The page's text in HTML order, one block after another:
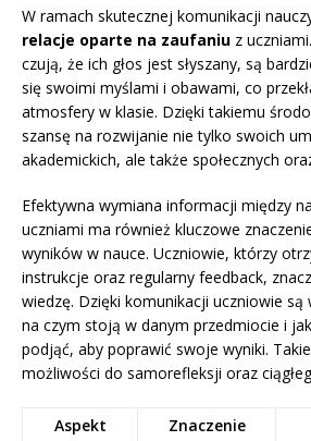
W ramach skutecznej komunikacji
relacje oparte na zaufaniu z
czują, że ich głos jest słyszany, są
się swoimi myślami i obawami, co
atmosfery w klasie. Dzięki takiemu
szansę na rozwijanie nie tylko swoich
akademickich, ale także społecznych
Efektywna wymiana informacji między
uczniami ma również kluczowe
wyników w nauce. Uczniowie, którzy
instrukcje oraz regularny feedback,
wiedzę. Dzięki komunikacji uczniowie są
na czym stoją w danym przedmiocie i
podjąć, aby poprawić swoje wyniki.
możliwości do samorefleksji oraz
Aspekt
Znaczenie